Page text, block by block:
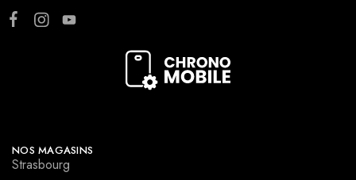
NOS MAGASINS
Strasbourg